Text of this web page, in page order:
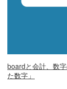
boardと会計、数
た数字」